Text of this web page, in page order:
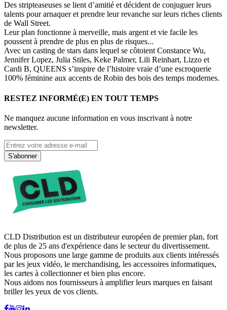
Des stripteaseuses se lient d’amitié et décident de conjuguer leurs
talents pour arnaquer et prendre leur revanche sur leurs riches clients
de Wall Street.
Leur plan fonctionne à merveille, mais argent et vie facile les
poussent à prendre de plus en plus de risques...
Avec un casting de stars dans lequel se côtoient Constance Wu,
Jennifer Lopez, Julia Stiles, Keke Palmer, Lili Reinhart, Lizzo et
Cardi B, QUEENS s’inspire de l’histoire vraie d’une escroquerie
100% féminine aux accents de Robin des bois des temps modernes.
RESTEZ INFORMÉ(E) EN TOUT TEMPS
Ne manquez aucune information en vous inscrivant à notre
newsletter.
S'abonner
CLD Distribution est un distributeur européen de premier plan, fort
de plus de 25 ans d'expérience dans le secteur du divertissement.
Nous proposons une large gamme de produits aux clients intéressés
par les jeux vidéo, le merchandising, les accessoires informatiques,
les cartes à collectionner et bien plus encore.
Nous aidons nos fournisseurs à amplifier leurs marques en faisant
briller les yeux de vos clients.